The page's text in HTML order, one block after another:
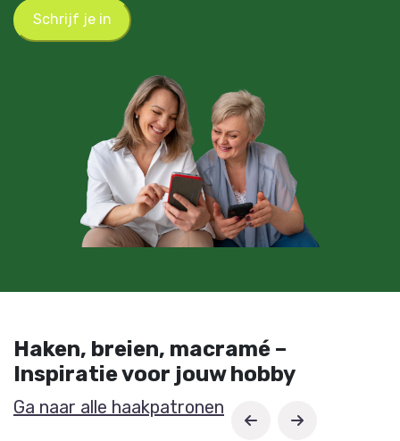
Schrijf je in
Haken, breien, macramé –
Inspiratie voor jouw hobby
Ga naar alle haakpatronen